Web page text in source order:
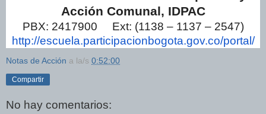
Acción Comunal, IDPAC
PBX: 2417900 Ext: (1138 – 1137 – 2547)
http://escuela.participacionbogota.gov.co/portal/
Notas de Acción a la/s 0:52:00
Compartir
No hay comentarios: